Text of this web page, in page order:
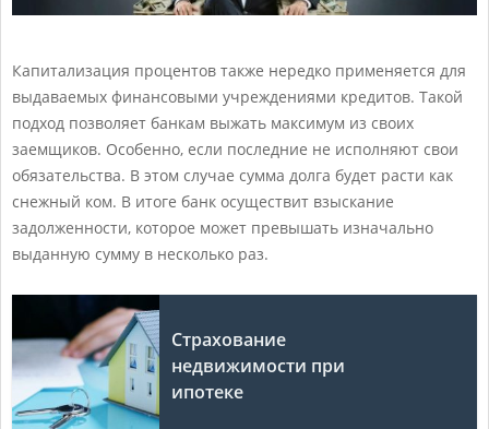
Капитализация процентов также нередко применяется для
выдаваемых финансовыми учреждениями кредитов. Такой
подход позволяет банкам выжать максимум из своих
заемщиков. Особенно, если последние не исполняют свои
обязательства. В этом случае сумма долга будет расти как
снежный ком. В итоге банк осуществит взыскание
задолженности, которое может превышать изначально
выданную сумму в несколько раз.
Страхование
недвижимости при
ипотеке